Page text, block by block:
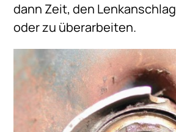
dann Zeit, den
oder zu überarbeiten.